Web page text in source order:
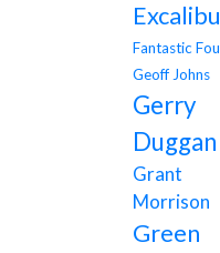
Fantastic
Geoff Johns
Gerry
Duggan
Grant
Morrison
Green